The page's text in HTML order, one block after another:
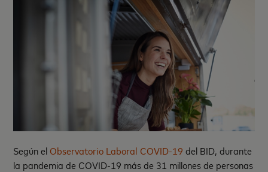
Según el Observatorio Laboral COVID-19 del BID, durante
la pandemia de COVID-19 más de 31 millones de personas